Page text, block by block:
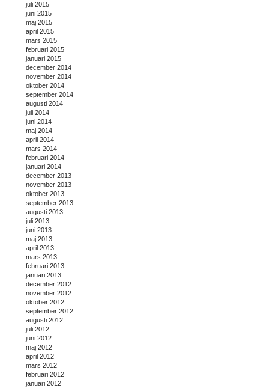
juli 2015
juni 2015
maj 2015
april 2015
mars 2015
februari 2015
januari 2015
december 2014
november 2014
oktober 2014
september 2014
augusti 2014
juli 2014
juni 2014
maj 2014
april 2014
mars 2014
februari 2014
januari 2014
december 2013
november 2013
oktober 2013
september 2013
augusti 2013
juli 2013
juni 2013
maj 2013
april 2013
mars 2013
februari 2013
januari 2013
december 2012
november 2012
oktober 2012
september 2012
augusti 2012
juli 2012
juni 2012
maj 2012
april 2012
mars 2012
februari 2012
januari 2012